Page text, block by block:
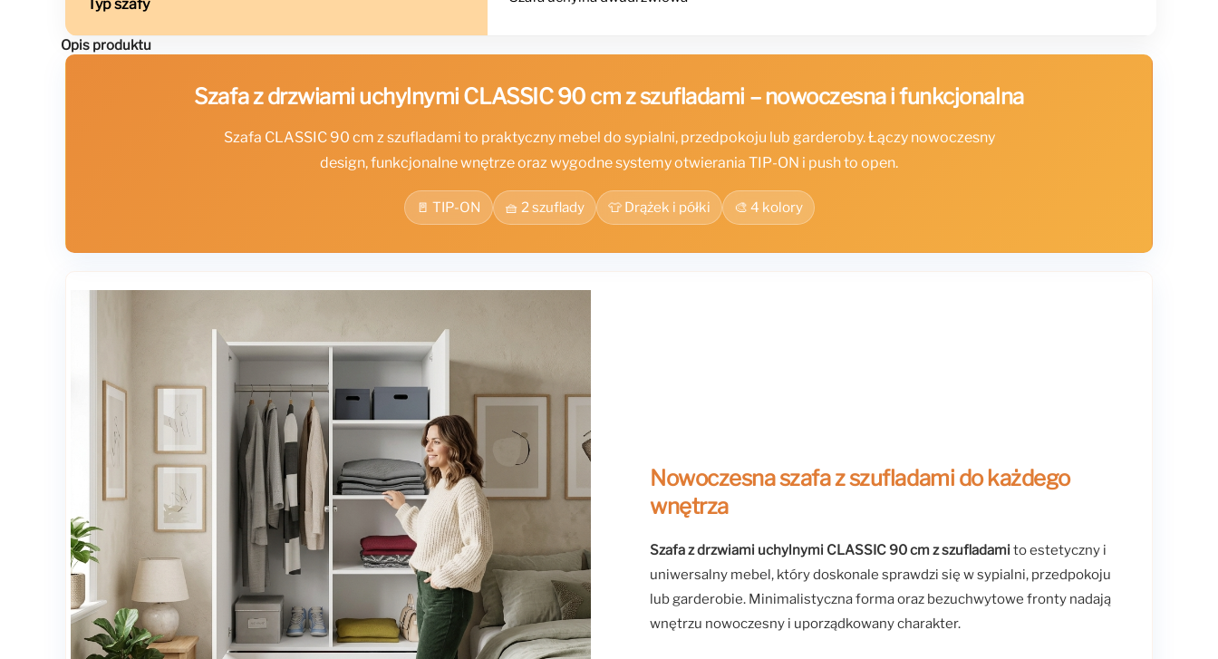
Typ szafy
Opis produktu
Szafa z drzwiami uchylnymi CLASSIC 90 cm z szufladami – nowoczesna i funkcjonalna
Szafa CLASSIC 90 cm z szufladami to praktyczny mebel do sypialni, przedpokoju lub garderoby. Łączy nowoczesny
design, funkcjonalne wnętrze oraz wygodne systemy otwierania TIP-ON i push to open.
🚪 TIP-ON 🧺 2 szuflady 👕 Drążek i półki 🎨 4 kolory
Nowoczesna szafa z szufladami do każdego
wnętrza
Szafa z drzwiami uchylnymi CLASSIC 90 cm z szufladami to estetyczny i
uniwersalny mebel, który doskonale sprawdzi się w sypialni, przedpokoju
lub garderobie. Minimalistyczna forma oraz bezuchwytowe fronty nadają
wnętrzu nowoczesny i uporządkowany charakter.